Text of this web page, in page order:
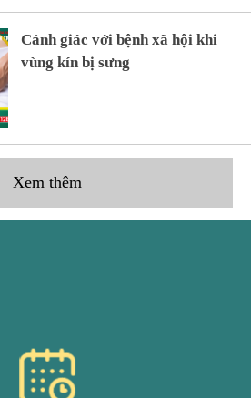
hưởng gì không?
vùng kín bị sưng